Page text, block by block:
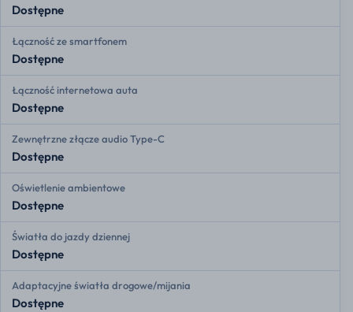
Dostępne
Łączność ze smartfonem
Dostępne
Łączność internetowa auta
Dostępne
Zewnętrzne złącze audio Type-C
Dostępne
Oświetlenie ambientowe
Dostępne
Światła do jazdy dziennej
Dostępne
Adaptacyjne światła drogowe/mijania
Dostępne